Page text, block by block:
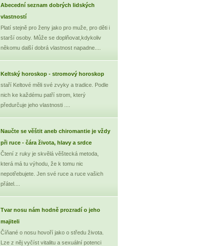
X
Abecední seznam dobrých lidských
vlastností
Platí stejně pro ženy jako pro muže, pro děti i
starší osoby. Může se doplňovat,kdykoliv
někomu další dobrá vlastnost napadne....
Keltský horoskop - stromový horoskop
staří Keltové měli své zvyky a tradice. Podle
nich ke každému patří strom, který
předurčuje jeho vlastnosti ....
Naučte se věštit aneb chiromantie je vždy
při ruce - čára života, hlavy a srdce
Čtení z ruky je skvělá věštecká metoda,
která má tu výhodu, že k tomu nic
nepotřebujete. Jen své ruce a ruce vašich
přátel....
Tvar nosu nám hodně prozradí o jeho
majiteli
Číňané o nosu hovoří jako o středu života.
Lze z něj vyčíst vitalitu a sexuální potenci